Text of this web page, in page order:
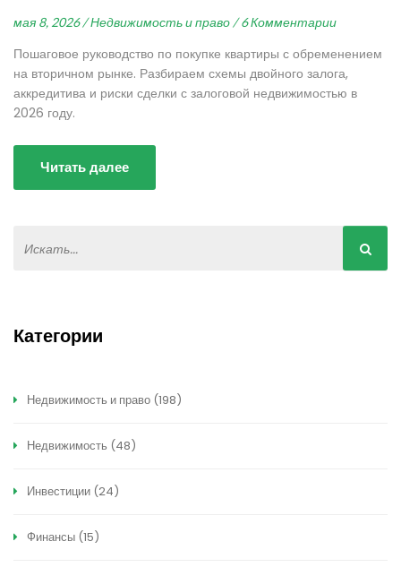
мая 8, 2026 / Недвижимость и право / 6 Комментарии
Пошаговое руководство по покупке квартиры с обременением
на вторичном рынке. Разбираем схемы двойного залога,
аккредитива и риски сделки с залоговой недвижимостью в
2026 году.
Читать далее
Категории
Недвижимость и право (198)
Недвижимость (48)
Инвестиции (24)
Финансы (15)